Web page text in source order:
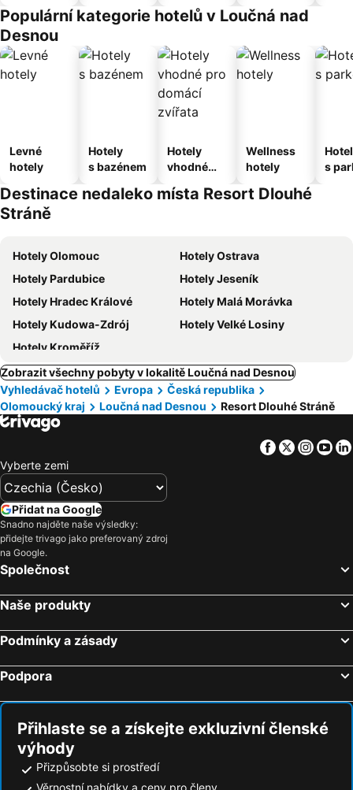
Populární kategorie hotelů v Loučná nad
Desnou
Levné
hotely
Hotely
s bazénem
Hotely
vhodné
domácí
Wellness
hotely
s
Destinace nedaleko místa Resort Dlouhé
Stráně
Hotely Olomouc
Hotely Ostrava
Hotely Pardubice
Hotely Jeseník
Hotely Hradec Králové
Hotely Malá Morávka
Hotely Kudowa-Zdrój
Hotely Velké Losiny
Hotely Kroměříž
Zobrazit všechny pobyty v lokalitě Loučná nad Desnou
Vyhledávač hotelů
Evropa
Česká republika
Olomoucký kraj
Loučná nad Desnou Resort Dlouhé Stráně
Facebook
Twitter
Vyberte zemi
Přidat na Google
Snadno najděte naše výsledky:
přidejte trivago jako preferovaný zdroj
na Google.
Společnost
Naše produkty
Podmínky a zásady
Podpora
Přihlaste se a získejte exkluzivní členské
výhody
Přizpůsobte si prostředí
Věrnostní nabídky a ceny pro členy